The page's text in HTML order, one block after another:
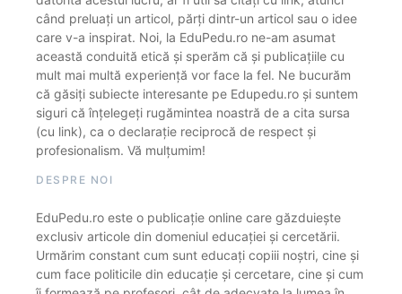
când preluați un articol, părți dintr-un articol sau o idee
care v-a inspirat. Noi, la EduPedu.ro ne-am asumat
această conduită etică și sperăm că și publicațiile cu
mult mai multă experiență vor face la fel. Ne bucurăm
că găsiți subiecte interesante pe Edupedu.ro și suntem
siguri că înțelegeți rugămintea noastră de a cita sursa
(cu link), ca o declarație reciprocă de respect și
profesionalism. Vă mulțumim!
DESPRE NOI
EduPedu.ro este o publicație online care găzduiește
exclusiv articole din domeniul educației și cercetării.
Urmărim constant cum sunt educați copiii noștri, cine și
cum face politicile din educație și cercetare, cine și cum